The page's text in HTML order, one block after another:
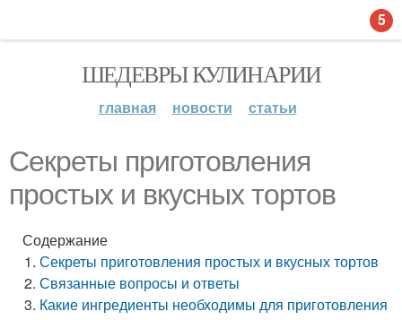
ШЕДЕВРЫ КУЛИНАРИИ
главная новости статьи
Секреты приготовления
простых и вкусных тортов
Содержание
Секреты приготовления простых и вкусных тортов
Связанные вопросы и ответы
Какие ингредиенты необходимы для приготовления
5